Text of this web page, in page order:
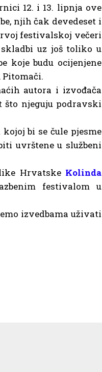
12. i 13. lipnja ove
njih čak devedeset i
festivalskoj večeri
uz još toliko u
koje budu ocijenjene
Pitomači.
autora i izvođača
što njeguju podravski
bi se čule pjesme
uvrštene u službeni
Hrvatske Kolinda
festivalom u
izvedbama uživati